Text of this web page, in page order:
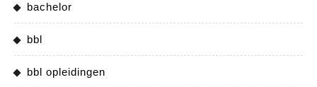
bachelor
bbl
bbl opleidingen